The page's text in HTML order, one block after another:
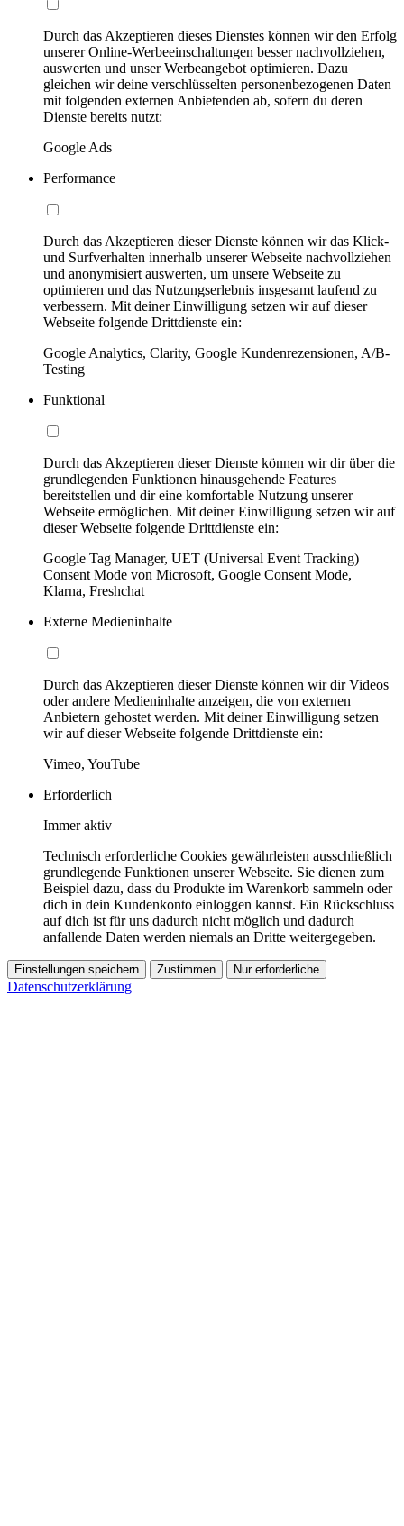
Durch das Akzeptieren dieses Dienstes können wir den Erfolg
unserer Online-Werbeeinschaltungen besser nachvollziehen,
auswerten und unser Werbeangebot optimieren. Dazu
gleichen wir deine verschlüsselten personenbezogenen Daten
mit folgenden externen Anbietenden ab, sofern du deren
Dienste bereits nutzt:
Google Ads
Performance
Durch das Akzeptieren dieser Dienste können wir das Klick-
und Surfverhalten innerhalb unserer Webseite nachvollziehen
und anonymisiert auswerten, um unsere Webseite zu
optimieren und das Nutzungserlebnis insgesamt laufend zu
verbessern. Mit deiner Einwilligung setzen wir auf dieser
Webseite folgende Drittdienste ein:
Google Analytics, Clarity, Google Kundenrezensionen, A/B-
Testing
Funktional
Durch das Akzeptieren dieser Dienste können wir dir über die
grundlegenden Funktionen hinausgehende Features
bereitstellen und dir eine komfortable Nutzung unserer
Webseite ermöglichen. Mit deiner Einwilligung setzen wir auf
dieser Webseite folgende Drittdienste ein:
Google Tag Manager, UET (Universal Event Tracking)
Consent Mode von Microsoft, Google Consent Mode,
Klarna, Freshchat
Externe Medieninhalte
Durch das Akzeptieren dieser Dienste können wir dir Videos
oder andere Medieninhalte anzeigen, die von externen
Anbietern gehostet werden. Mit deiner Einwilligung setzen
wir auf dieser Webseite folgende Drittdienste ein:
Vimeo, YouTube
Erforderlich
Immer aktiv
Technisch erforderliche Cookies gewährleisten ausschließlich
grundlegende Funktionen unserer Webseite. Sie dienen zum
Beispiel dazu, dass du Produkte im Warenkorb sammeln oder
dich in dein Kundenkonto einloggen kannst. Ein Rückschluss
auf dich ist für uns dadurch nicht möglich und dadurch
anfallende Daten werden niemals an Dritte weitergegeben.
Einstellungen speichern Zustimmen Nur erforderliche
Datenschutzerklärung